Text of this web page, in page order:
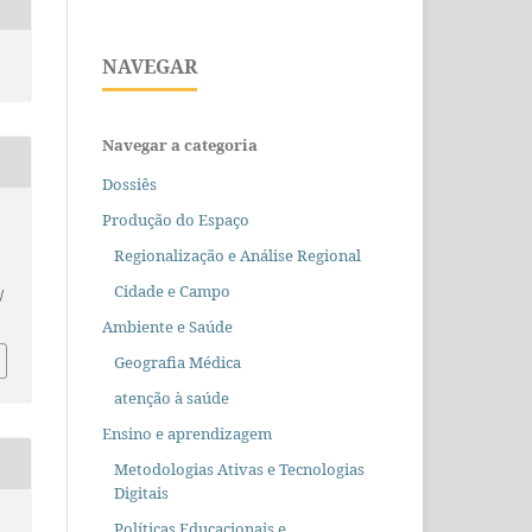
NAVEGAR
Navegar a categoria
Dossiês
Produção do Espaço
Regionalização e Análise Regional
Cidade e Campo
Ambiente e Saúde
Geografia Médica
atenção à saúde
Ensino e aprendizagem
Metodologias Ativas e Tecnologias
Digitais